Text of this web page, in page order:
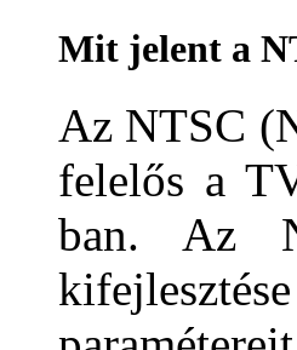
Mit jelent a
Az NTSC
felelős a
ban. Az